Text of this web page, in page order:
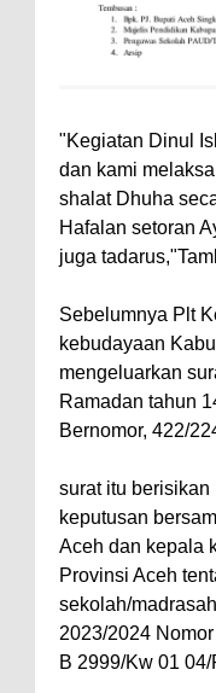
"Kegiatan Dinul
dan kami
shalat Dhuha
Hafalan setoran
juga
Sebelumnya Plt
kebudayaan
mengeluarkan
Ramadan tahun
Bernomor, 422/
surat itu
keputusan
Aceh dan kepala
Provinsi Aceh
sekolah/
2023/2024
B 2999/Kw 01